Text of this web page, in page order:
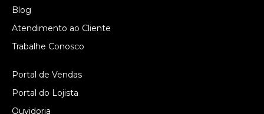
Blog
Atendimento ao Cliente
Trabalhe Conosco
Portal de Vendas
Portal do Lojista
Ouvidoria